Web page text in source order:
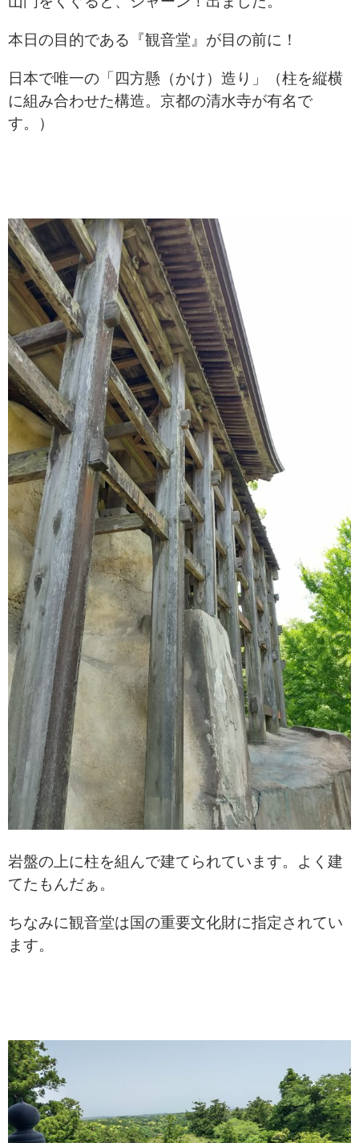
本日の目的である『観音堂』が目の前に！
日本で唯一の「四方懸（かけ）造り」
（柱を縦横
に組み合わせた構造。 京都の清水寺が有名で
す。）
岩盤の上に柱を組んで建てられています。 よく建
てたもんだぁ。
ちなみに観音堂は国の重要文化財に指定されてい
ます。